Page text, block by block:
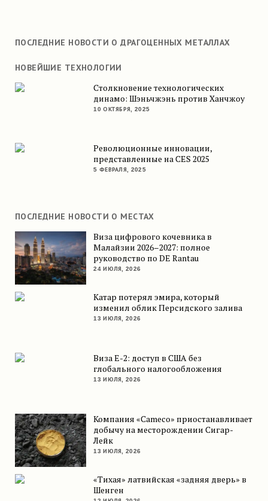
ПОСЛЕДНИЕ НОВОСТИ О ДРАГОЦЕННЫХ МЕТАЛЛАХ
НОВЕЙШИЕ ТЕХНОЛОГИИ
Столкновение технологических
динамо: Шэньчжэнь против Ханчжоу
10 ОКТЯБРЯ, 2025
Революционные инновации,
представленные на CES 2025
5 ФЕВРАЛЯ, 2025
ПОСЛЕДНИЕ НОВОСТИ О МЕСТАХ
Виза цифрового кочевника в
Малайзии 2026–2027: полное
руководство по DE Rantau
24 ИЮЛЯ, 2026
Катар потерял эмира, который
изменил облик Персидского залива
13 ИЮЛЯ, 2026
Виза E-2: доступ в США без
глобального налогообложения
13 ИЮЛЯ, 2026
Компания «Cameco» приостанавливает
добычу на месторождении Сигар-
Лейк
13 ИЮЛЯ, 2026
«Тихая» латвийская «задняя дверь» в
Шенген